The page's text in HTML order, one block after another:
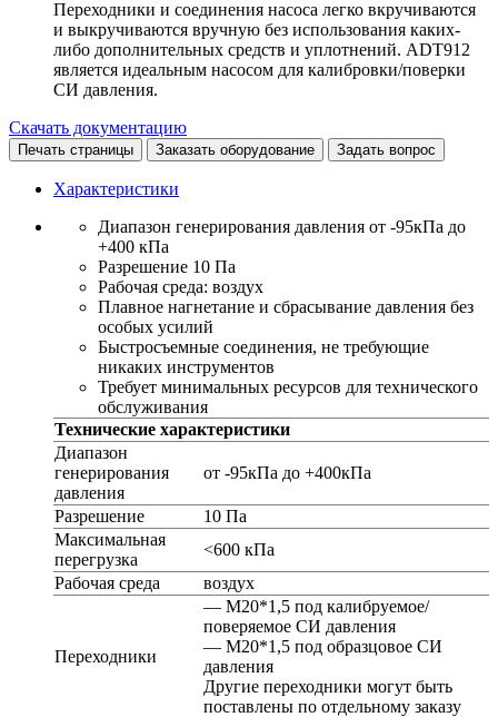
Переходники и соединения насоса легко вкручиваются
и выкручиваются вручную без использования каких-
либо дополнительных средств и уплотнений. ADT912
является идеальным насосом для калибровки/поверки
СИ давления.
Скачать документацию
Печать страницы Заказать оборудование Задать вопрос
Характеристики
Диапазон генерирования давления от -95кПа до
+400 кПа
Разрешение 10 Па
Рабочая среда: воздух
Плавное нагнетание и сбрасывание давления без
особых усилий
Быстросъемные соединения, не требующие
никаких инструментов
Требует минимальных ресурсов для технического
обслуживания
Технические характеристики
Диапазон
генерирования
давления
от -95кПа до +400кПа
Разрешение
10 Па
Максимальная
перегрузка
<600 кПа
Рабочая среда
воздух
Переходники
— М20*1,5 под калибруемое/
поверяемое СИ давления
— М20*1,5 под образцовое СИ
давления
Другие переходники могут быть
поставлены по отдельному заказу